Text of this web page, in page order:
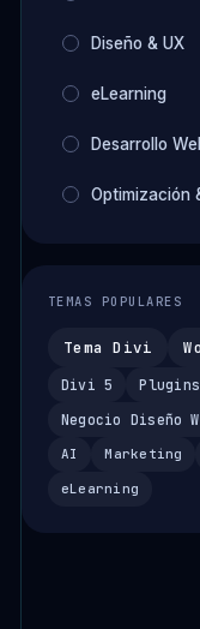
Diseño & UX
eLearning
Desarrollo
Optimización
TEMAS POPULARES
Tema Divi
Divi 5
Negocio Diseño
AI Marketing
eLearning